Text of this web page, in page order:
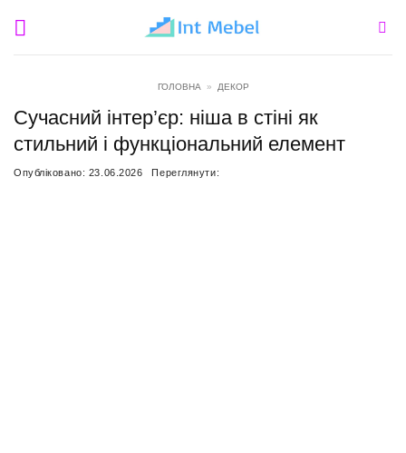
ГОЛОВНА » ДЕКОР
Сучасний інтер’єр: ніша в стіні як
стильний і функціональний елемент
Опубліковано: 23.06.2026 Переглянути: